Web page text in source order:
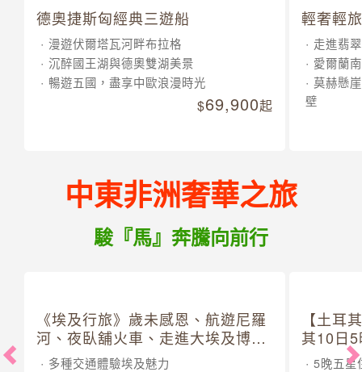
德奧捷斯匈經典三遊船
漫遊伏爾塔瓦河畔布拉格
沉醉國王湖與德奧雙湖美景
暢遊五國，盡享中歐浪漫時光
69,900起
輕奢輕
走進翡
愛爾蘭
莫赫懸
壁
中東非洲奢華之旅
駿『馬』奔騰向前行
《埃及行旅》歲未感恩、航遊尼羅
河、夜臥舖火車、走進大埃及博物
館 10 日
多種交通體驗埃及魅力
【土耳
其10日
5晚五星